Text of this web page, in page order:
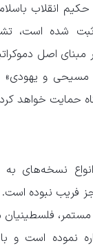
حکیم انقلاب
ثبت شده است،
مبنای اصل
مسیحی و
حمایت خواهد
نسخه‌های به
فریب نبوده
مستمر، فلسطینیان
نموده است و